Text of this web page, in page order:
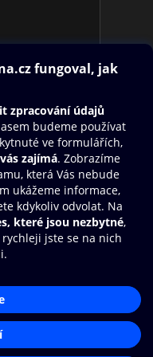
O2 Knihovna
své e-knihy a
a pohodlněji.